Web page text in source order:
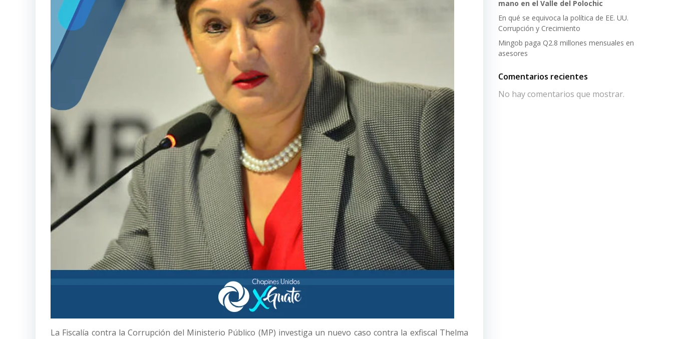
La Fiscalía contra la Corrupción del Ministerio Público (MP) investiga un nuevo caso contra la exfiscal Thelma
mano en el Valle del Polochic
En qué se equivoca la política de EE. UU.
Corrupción y Crecimiento
Mingob paga Q2.8 millones mensuales en
asesores
Comentarios recientes
No hay comentarios que mostrar.